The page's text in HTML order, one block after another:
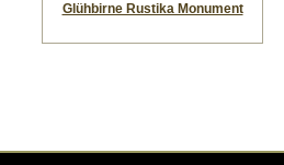
Glühbirne Rustika Monument